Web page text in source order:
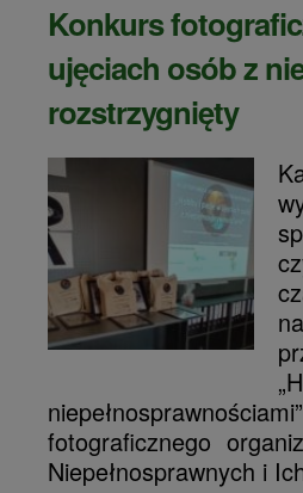
Konkurs
ujęciach osób z
rozstrzygnięty
fotograficznego
Niepełnosprawnych i